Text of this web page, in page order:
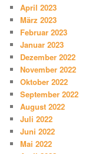
April 2023
März 2023
Februar 2023
Januar 2023
Dezember 2022
November 2022
Oktober 2022
September 2022
August 2022
Juli 2022
Juni 2022
Mai 2022